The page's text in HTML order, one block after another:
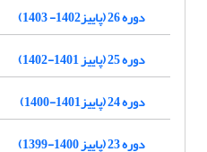
دوره 26 (پاییز1402- 1403)
دوره 25 (پاییز 1401-1402)
دوره 24 (پاییز1401-1400)
دوره 23 (پاییز 1400-1399)